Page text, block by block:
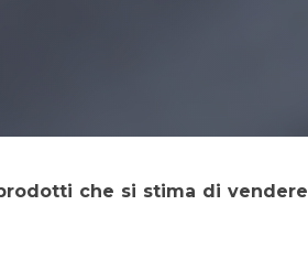
che si stima di vendere